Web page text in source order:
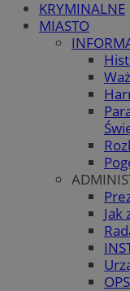
KRYMINALNE
MIASTO
Jak
OPS